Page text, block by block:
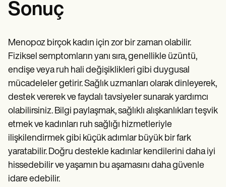
Sonuç
Menopoz birçok kadın için zor bir zaman olabilir.
Fiziksel semptomların yanı sıra, genellikle üzüntü,
endişe veya ruh hali değişiklikleri gibi duygusal
mücadeleler getirir. Sağlık uzmanları olarak dinleyerek,
destek vererek ve faydalı tavsiyeler sunarak yardımcı
olabilirsiniz. Bilgi paylaşmak, sağlıklı alışkanlıkları teşvik
etmek ve kadınları ruh sağlığı hizmetleriyle
ilişkilendirmek gibi küçük adımlar büyük bir fark
yaratabilir. Doğru destekle kadınlar kendilerini daha iyi
hissedebilir ve yaşamın bu aşamasını daha güvenle
idare edebilir.